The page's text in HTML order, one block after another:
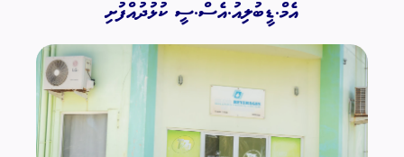
އެމް.ޑީބުލިއު.އެސް.ސީ ކުޅުދުއްފުށި